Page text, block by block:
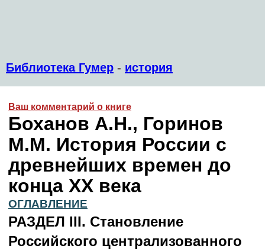
Библиотека Гумер - история
Ваш комментарий о книге
Боханов А.Н., Горинов
М.М. История России с
древнейших времен до
конца XX века
ОГЛАВЛЕНИЕ
РАЗДЕЛ III. Становление
Российского централизованного